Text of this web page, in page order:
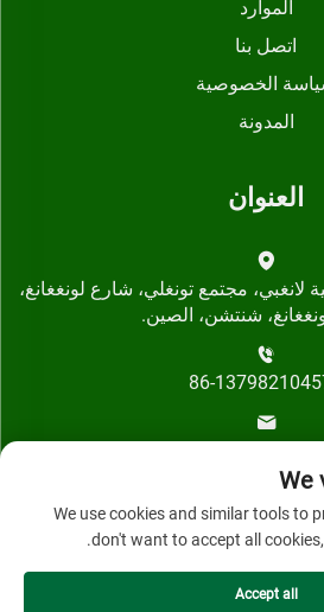
الموارد
اتصل بنا
الخصوصية
المدونة
العنوان
لانغبي، مجتمع تونغلي، شارع لونغغانغ،
شنتشن، الصين.
We
We use cookies and similar tools to
don't want to accept all
Accept all